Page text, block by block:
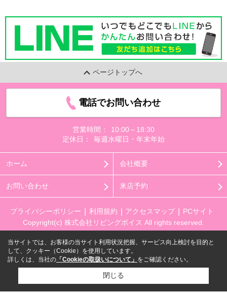
ページトップへ
電話でお問い合わせ
営業時間：
10:00～18:30
定休日：
毎週水曜日・年末年始
ホーム 会社概要
お問い合わせ 来店予約
プライバシーポリシー 利用規約 アクセスマップ
PCサイト
Copyright(c) 株式会社リビングボイス All rights reserved.
当サイトでは、お客様の当サイト利用状況把握、サービス向上検討を目的と
して、クッキー（Cookie）を使用しています。
詳しくは、当社の 「Cookieの取扱いについて」 をご確認ください。
閉じる